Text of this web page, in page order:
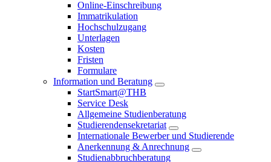
Online-Einschreibung
Immatrikulation
Hochschulzugang
Unterlagen
Kosten
Fristen
Formulare
Information und Beratung
StartSmart@THB
Service Desk
Allgemeine Studienberatung
Studierendensekretariat
Internationale Bewerber und Studierende
Anerkennung & Anrechnung
Studienabbruchberatung